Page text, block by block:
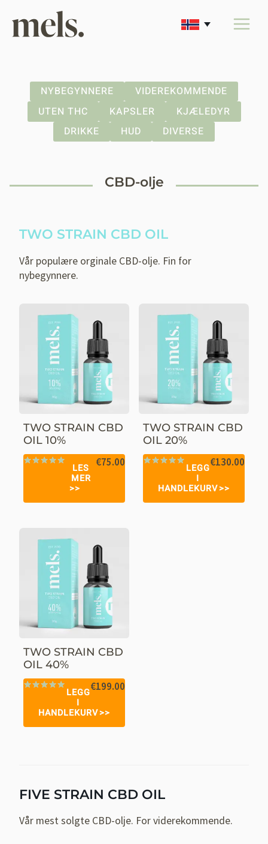
NYBEGYNNERE
VIDEREKOMMENDE
UTEN THC
KAPSLER
KJÆLEDYR
DRIKKE
HUD DIVERSE
CBD-olje
TWO STRAIN CBD OIL
Vår populære orginale CBD-olje. Fin for
nybegynnere.
TWO STRAIN CBD
OIL 10%
€75.00
LES
MER
TWO STRAIN CBD
OIL 20%
basert på
€130.00
LEGG
I
HANDLEKURV
TWO STRAIN CBD
OIL 40%
basert på
€199.00
LEGG
I
HANDLEKURV
FIVE STRAIN CBD OIL
Vår mest solgte CBD-olje. For viderekommende.